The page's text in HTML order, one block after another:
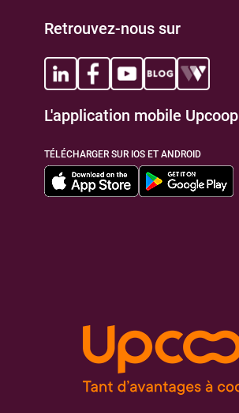
Retrouvez-nous sur
L'application mobile Upcoop
TÉLÉCHARGER SUR IOS ET ANDROID